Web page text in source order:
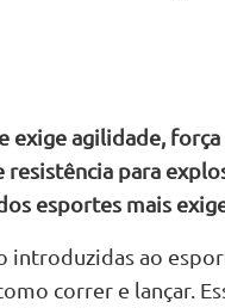
exige agilidade,
para
esportes mais
introduzidas ao
correr e lançar.